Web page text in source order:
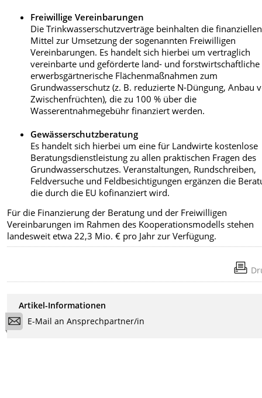
Freiwillige Vereinbarungen
Die Trinkwasserschutzverträge beinhalten die finanziellen
Mittel zur Umsetzung der sogenannten Freiwilligen
Vereinbarungen. Es handelt sich hierbei um vertraglich
vereinbarte und geförderte land- und forstwirtschaftliche
erwerbsgärtnerische Flächenmaßnahmen zum
Grundwasserschutz (z. B. reduzierte N-Düngung, Anbau
Zwischenfrüchten), die zu 100 % über die
Wasserentnahmegebühr finanziert werden.
Gewässerschutzberatung
Es handelt sich hierbei um eine für Landwirte kostenlose
Beratungsdienstleistung zu allen praktischen Fragen des
Grundwasserschutzes. Veranstaltungen, Rundschreiben,
Feldversuche und Feldbesichtigungen ergänzen die
die durch die EU kofinanziert wird.
Für die Finanzierung der Beratung und der Freiwilligen
Vereinbarungen im Rahmen des Kooperationsmodells stehen
landesweit etwa 22,3 Mio. € pro Jahr zur Verfügung.
Artikel-Informationen
E-Mail an Ansprechpartner/in